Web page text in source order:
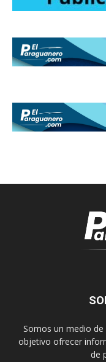
Somos un medio
objetivo ofrecer
de